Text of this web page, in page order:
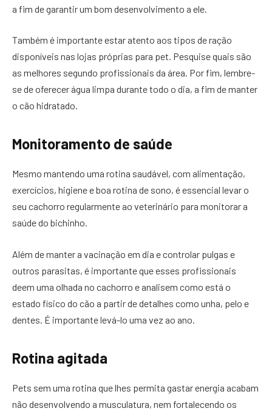
a fim de garantir um bom desenvolvimento a ele.
Também é importante estar atento aos tipos de ração
disponíveis nas lojas próprias para pet. Pesquise quais são
as melhores segundo profissionais da área. Por fim, lembre-
se de oferecer água limpa durante todo o dia, a fim de manter
o cão hidratado.
Monitoramento de saúde
Mesmo mantendo uma rotina saudável, com alimentação,
exercícios, higiene e boa rotina de sono, é essencial levar o
seu cachorro regularmente ao veterinário para monitorar a
saúde do bichinho.
Além de manter a vacinação em dia e controlar pulgas e
outros parasitas, é importante que esses profissionais
deem uma olhada no cachorro e analisem como está o
estado físico do cão a partir de detalhes como unha, pelo e
dentes. É importante levá-lo uma vez ao ano.
Rotina agitada
Pets sem uma rotina que lhes permita gastar energia acabam
não desenvolvendo a musculatura, nem fortalecendo os